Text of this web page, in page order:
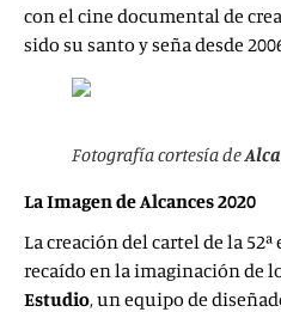
con el cine documental de
sido su santo y seña desde
Fotografía cortesía de
La Imagen de Alcances 2020
La creación del cartel de la 52ª
recaído en la imaginación de
Estudio, un equipo de